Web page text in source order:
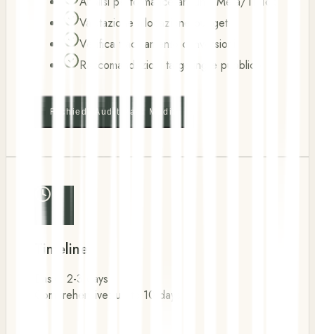
Valutazione allocazione budget
Verifica tracciamento conversioni
Raccomandazioni targeting e pubblico
Richiedi Audit Paid Media
Timeline
Basic: 2-3 days
Comprehensive: up to 10 days